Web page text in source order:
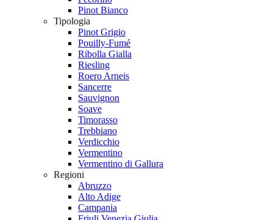
Pinot Bianco
Tipologia
Pinot Grigio
Pouilly-Fumé
Ribolla Gialla
Riesling
Roero Arneis
Sancerre
Sauvignon
Soave
Timorasso
Trebbiano
Verdicchio
Vermentino
Vermentino di Gallura
Regioni
Abruzzo
Alto Adige
Campania